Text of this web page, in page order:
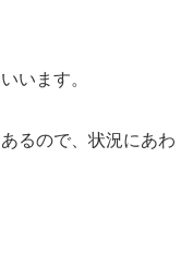
います。
るので、状況にあわ